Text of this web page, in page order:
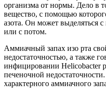
организма от нормы. Дело в
вещество, с помощью
азота. Он может выделяться
или с потом.
Аммиачный запах изо рта
недостаточностью, а также
инфицировании Helicobacter
печеночной
характерного аммиачного